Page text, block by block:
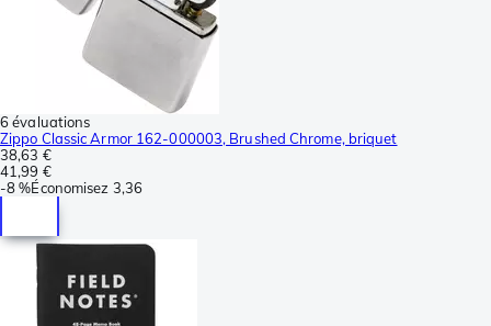
6 évaluations
Zippo Classic Armor 162-000003, Brushed Chrome, briquet
38,63 €
41,99 €
-8 %Économisez 3,36